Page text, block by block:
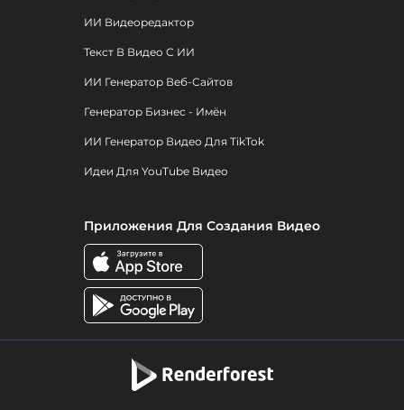
ИИ Видеоредактор
Текст В Видео С ИИ
ИИ Генератор Веб-Сайтов
Генератор Бизнес - Имён
ИИ Генератор Видео Для TikTok
Идеи Для YouTube Видео
Приложения Для Создания Видео